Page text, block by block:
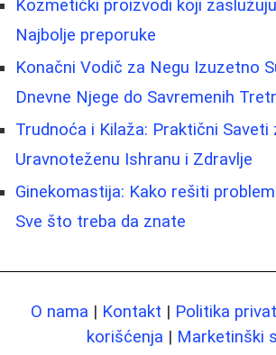
Kozmetički proizvodi koji
Najbolje preporuke
Konačni Vodič za Negu Izuzetno
Dnevne Njege do Savremenih
Trudnoća i Kilaža: Praktični Saveti
Uravnoteženu Ishranu i Zdravlje
Ginekomastija: Kako rešiti
Sve što treba da znate
O nama | Kontakt | Politika
korišćenja | Marketinški